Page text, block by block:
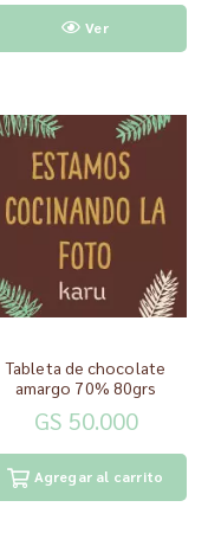
Ver
Tableta de chocolate
amargo 70% 80grs
GS 50.000
Agregar al carrito